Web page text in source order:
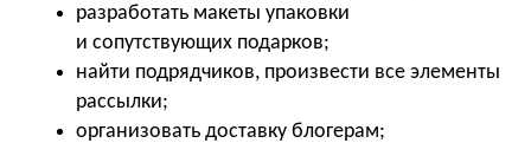
разработать макеты упаковки
и сопутствующих подарков;
найти подрядчиков, произвести все элементы
рассылки;
организовать доставку блогерам;